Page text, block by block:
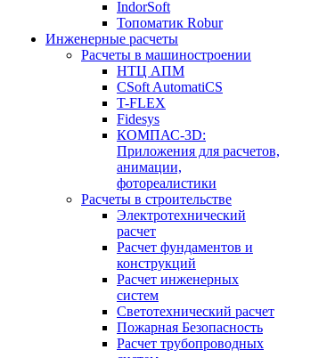
IndorSoft
Топоматик Robur
Инженерные расчеты
Расчеты в машиностроении
НТЦ АПМ
CSoft AutomatiCS
T-FLEX
Fidesys
КОМПАС-3D:
Приложения для расчетов,
анимации,
фотореалистики
Расчеты в строительстве
Электротехнический
расчет
Расчет фундаментов и
конструкций
Расчет инженерных
систем
Светотехнический расчет
Пожарная Безопасность
Расчет трубопроводных